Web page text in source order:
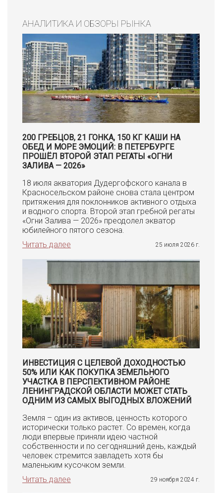
АНАЛИТИКА И ОБЗОРЫ РЫНКА
200 ГРЕБЦОВ, 21 ГОНКА, 150 КГ КАШИ НА
ОБЕД И МОРЕ ЭМОЦИЙ: В ПЕТЕРБУРГЕ
ПРОШЁЛ ВТОРОЙ ЭТАП РЕГАТЫ «ОГНИ
ЗАЛИВА — 2026»
18 июля акватория Дудергофского канала в
Красносельском районе снова стала центром
притяжения для поклонников активного отдыха
и водного спорта. Второй этап гребной регаты
«Огни Залива — 2026» преодолел экватор
юбилейного пятого сезона.
Читать далее
25 июля 2026 г.
ИНВЕСТИЦИЯ С ЦЕЛЕВОЙ ДОХОДНОСТЬЮ
50% ИЛИ КАК ПОКУПКА ЗЕМЕЛЬНОГО
УЧАСТКА В ПЕРСПЕКТИВНОМ РАЙОНЕ
ЛЕНИНГРАДСКОЙ ОБЛАСТИ МОЖЕТ СТАТЬ
ОДНИМ ИЗ САМЫХ ВЫГОДНЫХ ВЛОЖЕНИЙ
Земля – один из активов, ценность которого
исторически только растет. Со времен, когда
люди впервые приняли идею частной
собственности и по сегодняшний день, каждый
человек стремится завладеть хотя бы
маленьким кусочком земли.
Читать далее
29 ноября 2024 г.